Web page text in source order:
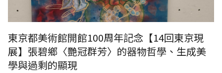
東京都美術館開館100周年記念【14回東京現
展】張碧鄉〈艷冠群芳〉的器物哲學、生成美
學與過剩的顯現